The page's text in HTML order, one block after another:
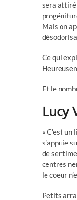
sera attiré
Mais on
Ce qui
Et le
Lucy
« C’est
s’appuie
de
centres
le coeur
Petits